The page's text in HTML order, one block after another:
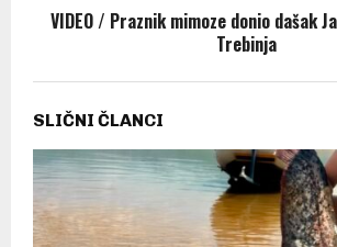
VIDEO / Praznik mimoze donio dašak
Trebinja
SLIČNI ČLANCI